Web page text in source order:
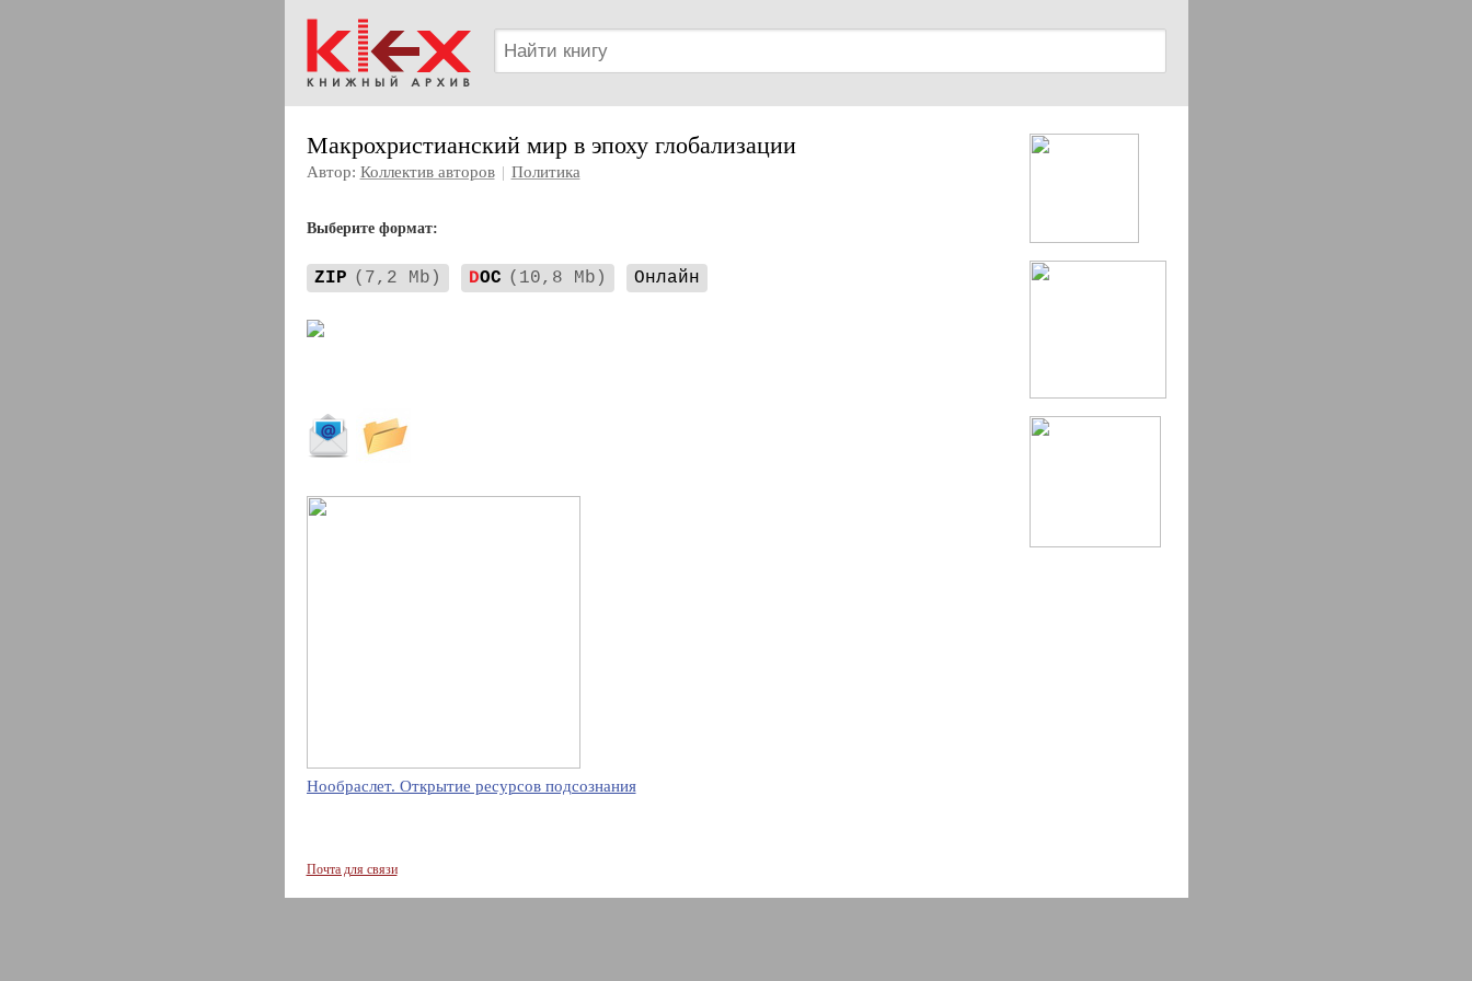
Макрохристианский мир в эпоху глобализации
Автор: Коллектив авторов | Политика
Выберите формат:
ZIP (7,2 Mb) DOC (10,8 Mb) Онлайн
Нообраслет. Открытие ресурсов подсознания
Почта для связи